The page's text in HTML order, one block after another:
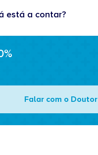
está a contar?
Falar com o Doutor